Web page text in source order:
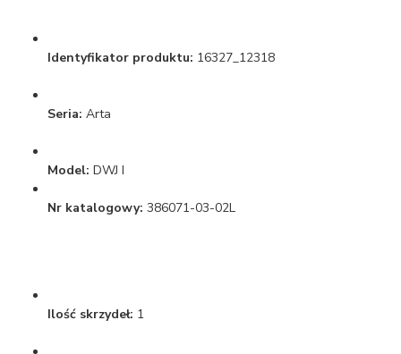
Identyfikator produktu: 16327_12318
Seria: Arta
Model: DWJ I
Nr katalogowy: 386071-03-02L
Ilość skrzydeł: 1